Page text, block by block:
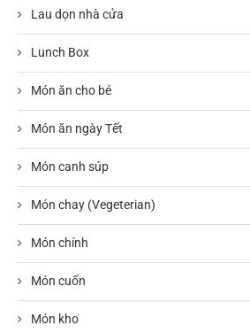
Lau dọn nhà cửa
Lunch Box
Món ăn cho bé
Món ăn ngày Tết
Món canh súp
Món chay (Vegeterian)
Món chính
Món cuốn
Món kho